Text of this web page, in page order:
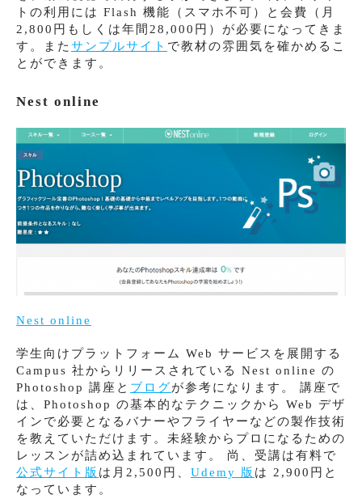
トの利用には Flash 機能（スマホ不可）と会費（月
2,800円もしくは年間28,000円）が必要になってきま
す。また サンプルサイト で教材の雰囲気を確かめるこ
とができます。
Nest online
Nest online
学生向けプラットフォーム Web サービスを展開する
Campus 社からリリースされている Nest online の
Photoshop 講座と ブログが参考になります。 講座で
は、Photoshop の基本的なテクニックから Web デザ
インで必要となるバナーやフライヤーなどの製作技術
を教えていただけます。未経験からプロになるための
レッスンが詰め込まれています。 尚、受講は有料で
公式サイト版 は月2,500円、 Udemy 版 は 2,900円と
なっています。